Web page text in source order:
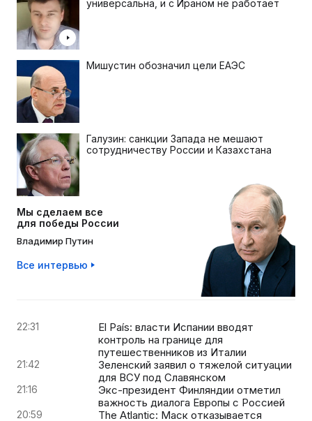
универсальна, и с Ираном не работает
Мишустин обозначил цели ЕАЭС
Галузин: санкции Запада не мешают
сотрудничеству России и Казахстана
Мы сделаем все
для победы России
Владимир Путин
Все интервью
22:31
El País: власти Испании вводят
контроль на границе для
путешественников из Италии
21:42
Зеленский заявил о тяжелой ситуации
для ВСУ под Славянском
21:16
Экс-президент Финляндии отметил
важность диалога Европы с Россией
20:59
The Atlantic: Маск отказывается